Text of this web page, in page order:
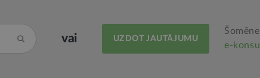
vai UZDOT JAUTĀJUMU